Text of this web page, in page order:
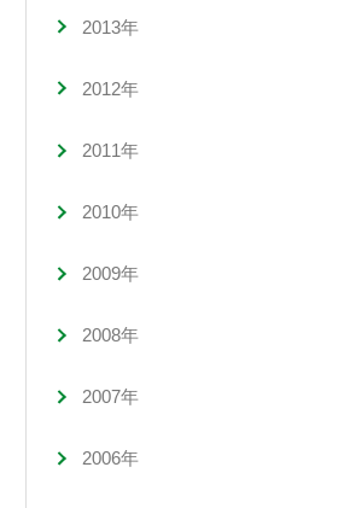
2013年
2012年
2011年
2010年
2009年
2008年
2007年
2006年